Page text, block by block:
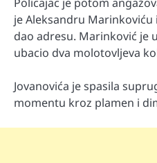
je Aleksandru Marinkoviću
dao adresu. Marinković je
ubacio dva molotovljeva
Jovanovića je spasila
momentu kroz plamen i